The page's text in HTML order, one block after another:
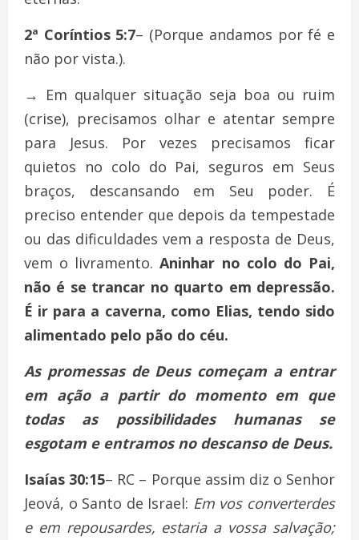
2ª Coríntios 5:7– (Porque andamos por fé e
não por vista.).
→ Em qualquer situação seja boa ou ruim
(crise), precisamos olhar e atentar sempre
para Jesus. Por vezes precisamos ficar
quietos no colo do Pai, seguros em Seus
braços, descansando em Seu poder. É
preciso entender que depois da tempestade
ou das dificuldades vem a resposta de Deus,
vem o livramento.Aninhar no colo do Pai,
não é se trancar no quarto em depressão.
É ir para a caverna, como Elias, tendo sido
alimentado pelo pão do céu.
As promessas de Deus começam a entrar
em ação a partir do momento em que
todas as possibilidades humanas se
esgotam e entramos no descanso de Deus.
Isaías 30:15– RC – Porque assim diz o Senhor
Jeová, o Santo de Israel: Em vos converterdes
e em repousardes, estaria a vossa salvação;